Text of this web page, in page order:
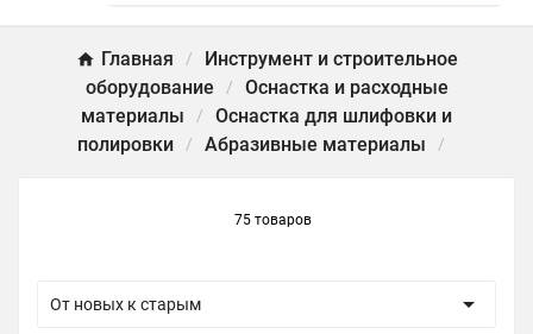
Главная
Инструмент и строительное
оборудование
Оснастка и расходные
материалы
Оснастка для шлифовки и
полировки
Абразивные материалы
75 товаров
От новых к старым 